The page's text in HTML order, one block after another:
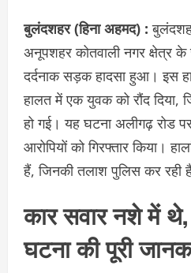
बुलंदशहर (हिना अहमद) :
अनूपशहर कोतवाली नगर क्षेत्र
दर्दनाक सड़क हादसा हुआ। इस
हालत में एक युवक को रौंद दिया,
हो गई। यह घटना अलीगढ़ रोड
आरोपियों को गिरफ्तार किया।
हैं, जिनकी तलाश पुलिस कर रही
कार सवार नशे में
घटना की पूरी